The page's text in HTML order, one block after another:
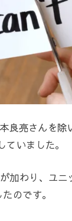
良亮さんを除
いました。
加わり、ユ
のです。